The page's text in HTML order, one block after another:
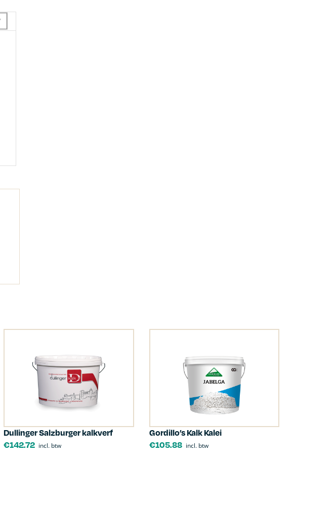
1 star
2 stars
3 stars
4 stars
5 stars
Dullinger Salzburger kalkverf
€142.72 incl. btw
Gordillo’s Kalk Kalei
€105.88 incl. btw